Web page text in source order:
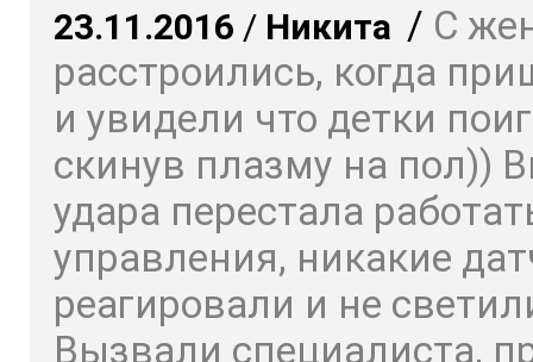
23.11.2016 / Никита / С
расстроились, когда
и увидели что детки
скинув плазму на пол))
удара перестала
управления, никакие
реагировали и не
Вызвали специалиста,